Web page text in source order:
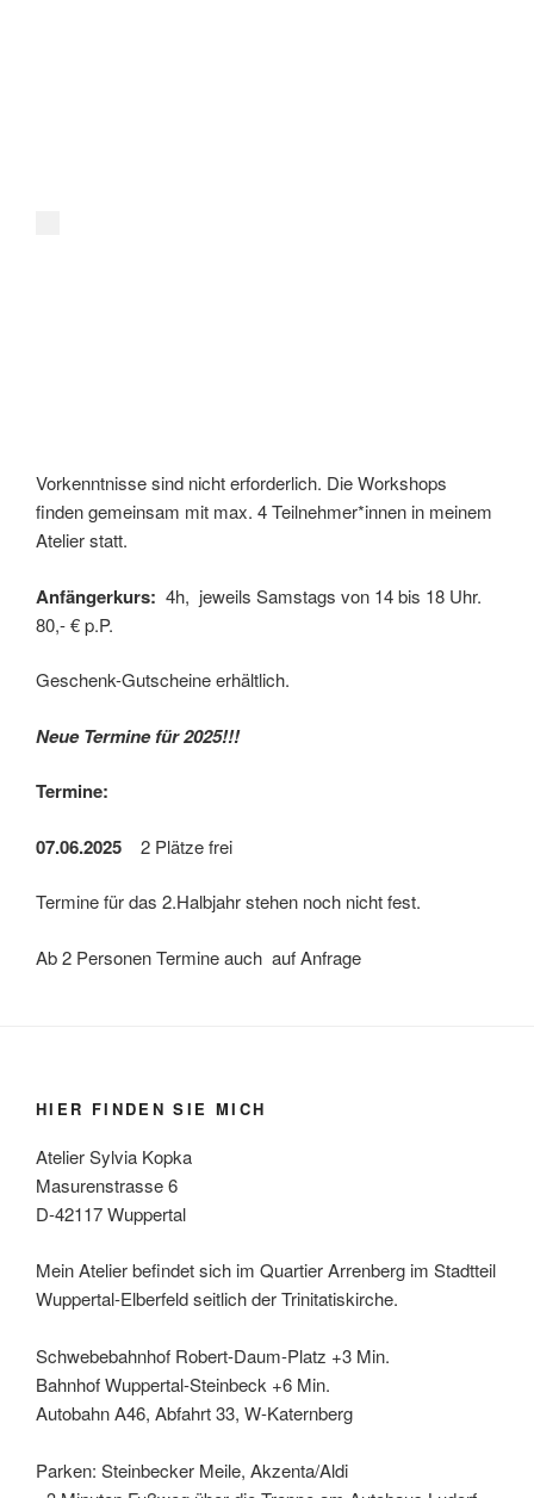
Vorkenntnisse sind nicht erforderlich. Die Workshops
finden gemeinsam mit max. 4 Teilnehmer*innen in meinem
Atelier statt.
Anfängerkurs: 4h, jeweils Samstags von 14 bis 18 Uhr.
80,- € p.P.
Geschenk-Gutscheine erhältlich.
Neue Termine für 2025!!!
Termine:
07.06.2025 2 Plätze frei
Termine für das 2.Halbjahr stehen noch nicht fest.
Ab 2 Personen Termine auch auf Anfrage
HIER FINDEN SIE MICH
Atelier Sylvia Kopka
Masurenstrasse 6
D-42117 Wuppertal
Mein Atelier befindet sich im Quartier Arrenberg im Stadtteil
Wuppertal-Elberfeld seitlich der Trinitatiskirche.
Schwebebahnhof Robert-Daum-Platz +3 Min.
Bahnhof Wuppertal-Steinbeck +6 Min.
Autobahn A46, Abfahrt 33, W-Katernberg
Parken: Steinbecker Meile, Akzenta/Aldi